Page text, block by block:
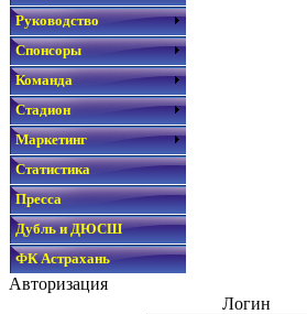
Руководство
Спонсоры
Команда
Стадион
Маркетинг
Статистика
Пресса
Дубль и ДЮСШ
ФК Астрахань
Авторизация
Логин